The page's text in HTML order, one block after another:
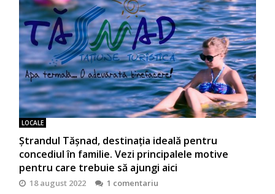
LOCALE
Ștrandul Tășnad, destinația ideală pentru
concediul în familie. Vezi principalele motive
pentru care trebuie să ajungi aici
18 august 2022 1 comentariu